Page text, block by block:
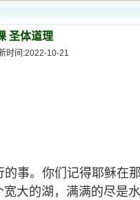
圣体道理
时间:2022-10-21
事。你们记得耶稣在
大的湖，满满的尽是